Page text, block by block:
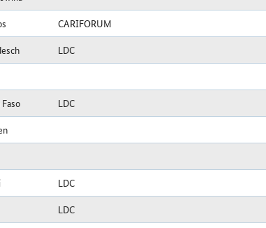
CARIFORUM
LDC
LDC
LDC
LDC